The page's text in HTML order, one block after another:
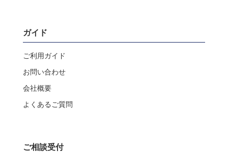
ガイド
ご利用ガイド
お問い合わせ
会社概要
よくあるご質問
ご相談受付